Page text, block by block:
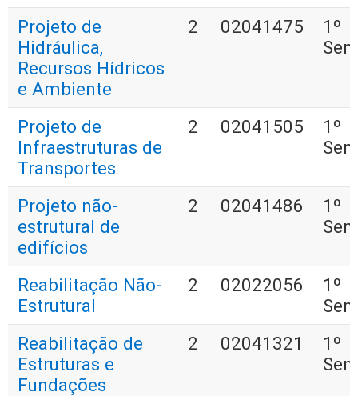
Projeto de
Hidráulica,
Recursos Hídricos
e Ambiente
2 02041475
1º
Projeto de
Infraestruturas de
Transportes
2 02041505
1º
Projeto não-
estrutural de
edifícios
2 02041486
1º
Reabilitação Não-
Estrutural
2 02022056
1º
Reabilitação de
Estruturas e
Fundações
2 02041321
1º